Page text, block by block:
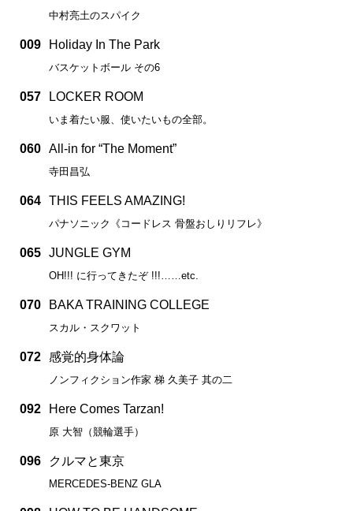
中村亮土のスパイク
009 Holiday In The Park
バスケットボール その6
057 LOCKER ROOM
いま着たい服、使いたいもの全部。
060 All-in for “The Moment”
寺田昌弘
064 THIS FEELS AMAZING!
パナソニック《コードレス 骨盤おしりリフレ》
065 JUNGLE GYM
OH!!! に行ってきたぞ !!!……etc.
070 BAKA TRAINING COLLEGE
スカル・スクワット
072 感覚的身体論
ノンフィクション作家 梯 久美子 其の二
092 Here Comes Tarzan!
原 大智（競輪選手）
096 クルマと東京
MERCEDES-BENZ GLA